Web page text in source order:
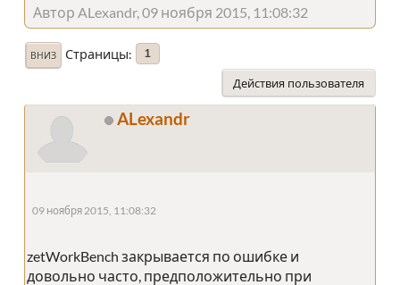
Автор ALexandr, 09 ноября 2015, 11:08:32
ВНИЗ Страницы 1
Действия пользователя
ALexandr
09 ноября 2015, 11:08:32
zetWorkBench закрывается по ошибке и
довольно часто, предположительно при